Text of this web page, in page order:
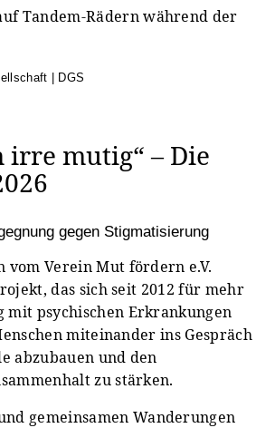
| DGS
irre mutig“ – Die
gegen Stigmatisierung
vom Verein Mut fördern e.V.
das sich seit 2012 für mehr
mit psychischen Erkrankungen
miteinander ins Gespräch
abzubauen und den
zu stärken.
gemeinsamen Wanderungen